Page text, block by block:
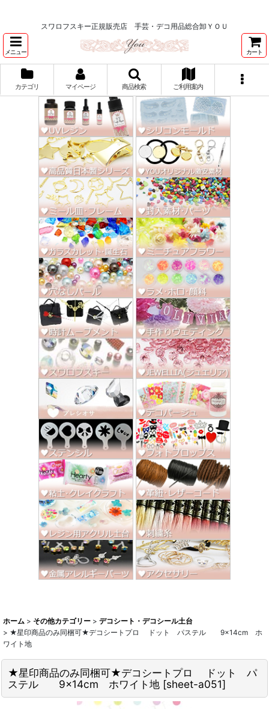
スワロフスキー正規販売店 手芸・デコ用品総合卸ＹＯＵ
メニュー カート
カテゴリ マイページ 商品検索 ご利用案内
ホーム > その他カテゴリー > デコシート・デコシール土台
> ★星印商品のみ同梱可★デコシートプロ ドット パステル 9×14cm ホ
ワイト地
★星印商品のみ同梱可★デコシートプロ ドット パ
ステル 9×14cm ホワイト地 [sheet-a051]